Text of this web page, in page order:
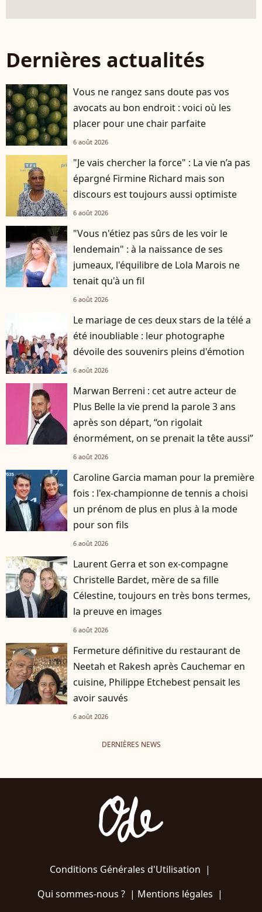
Dernières actualités
Vous ne rangez sans doute pas vos
avocats au bon endroit : voici où les
placer pour une chair parfaite
6 août 2026
"Je vais chercher la force" : La vie n’a pas
épargné Firmine Richard mais son
discours est toujours aussi optimiste
6 août 2026
"Vous n'étiez pas sûrs de les voir le
lendemain" : à la naissance de ses
jumeaux, l'équilibre de Lola Marois ne
tenait qu'à un fil
6 août 2026
Le mariage de ces deux stars de la télé a
été inoubliable : leur photographe
dévoile des souvenirs pleins d'émotion
6 août 2026
Marwan Berreni : cet autre acteur de
Plus Belle la vie prend la parole 3 ans
après son départ, “on rigolait
énormément, on se prenait la tête aussi”
6 août 2026
Caroline Garcia maman pour la première
fois : l'ex-championne de tennis a choisi
un prénom de plus en plus à la mode
pour son fils
6 août 2026
Laurent Gerra et son ex-compagne
Christelle Bardet, mère de sa fille
Célestine, toujours en très bons termes,
la preuve en images
6 août 2026
Fermeture définitive du restaurant de
Neetah et Rakesh après Cauchemar en
cuisine, Philippe Etchebest pensait les
avoir sauvés
6 août 2026
DERNIÈRES NEWS
Conditions Générales d'Utilisation |
Qui sommes-nous ?| Mentions légales |